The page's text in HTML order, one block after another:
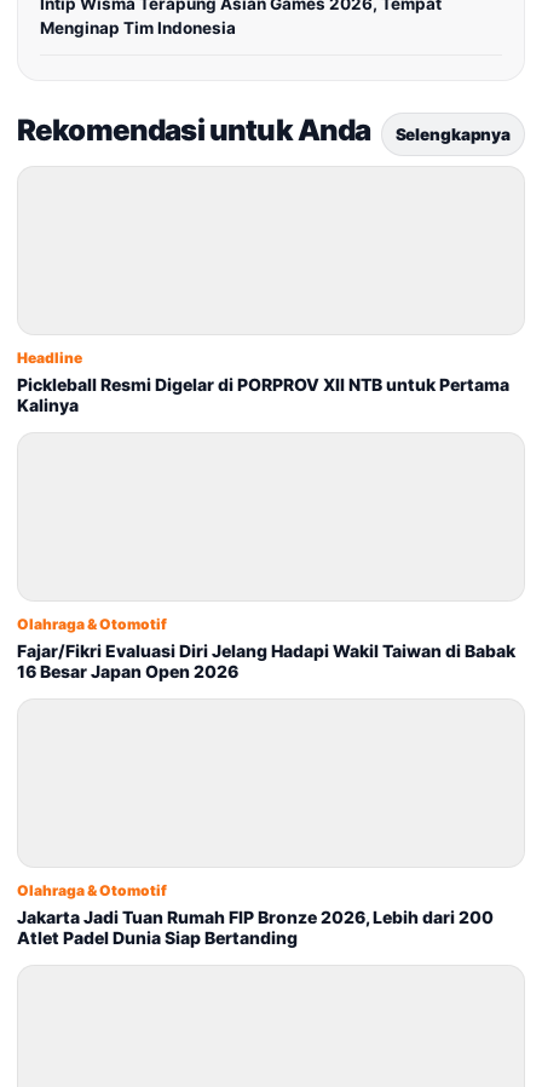
Menginap Tim Indonesia
Rekomendasi untuk Anda Selengkapnya
Headline
Pickleball Resmi Digelar di PORPROV XII NTB untuk Pertama
Kalinya
Olahraga & Otomotif
Fajar/Fikri Evaluasi Diri Jelang Hadapi Wakil Taiwan di Babak
16 Besar Japan Open 2026
Olahraga & Otomotif
Jakarta Jadi Tuan Rumah FIP Bronze 2026, Lebih dari 200
Atlet Padel Dunia Siap Bertanding